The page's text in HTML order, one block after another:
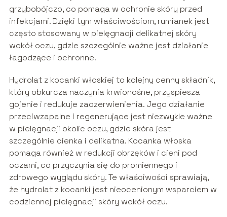
grzybobójczo, co pomaga w ochronie skóry przed
infekcjami. Dzięki tym właściwościom, rumianek jest
często stosowany w pielęgnacji delikatnej skóry
wokół oczu, gdzie szczególnie ważne jest działanie
łagodzące i ochronne.
Hydrolat z kocanki włoskiej to kolejny cenny składnik,
który obkurcza naczynia krwionośne, przyspiesza
gojenie i redukuje zaczerwienienia. Jego działanie
przeciwzapalne i regenerujące jest niezwykle ważne
w pielęgnacji okolic oczu, gdzie skóra jest
szczególnie cienka i delikatna. Kocanka włoska
pomaga również w redukcji obrzęków i cieni pod
oczami, co przyczynia się do promiennego i
zdrowego wyglądu skóry. Te właściwości sprawiają,
że hydrolat z kocanki jest nieocenionym wsparciem w
codziennej pielęgnacji skóry wokół oczu.